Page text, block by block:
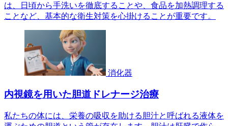
は、日頃から手洗いを徹底することや、食品を加熱調理する
ことなど、基本的な衛生対策を心掛けることが重要です。
消化器
内視鏡を用いた胆道ドレナージ治療
私たちの体には、栄養の吸収を助ける胆汁と呼ばれる液体を